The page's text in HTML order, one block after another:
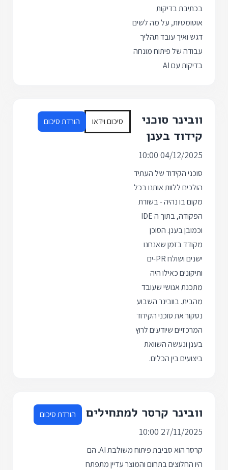
בכתיבת בדיקות
אוטומטיות, על מה לשים
דגש ואיך עובד תהליך
עבודה של פיתוח מונחה
בדיקות עם AI
וובינר סוכני
קידוד בענן
04/12/2025 10:00
סוכני הקידוד של העתיד
הולכים ללוות אותנו בכל
מקום בו נהיה - בשורת
הפקודה, בתוך ה IDE
וכמובן בענן. הסוכן
מקודד בזמן שאנחנו
ישנים ושולח PR-ים
ותיקונים כאילו היה
מתכנת אנושי שעובד
מהבית. בוובינר השבוע
נסקור את סוכני הקידוד
המרכזיים שיודעים לרוץ
בענן ונעשה השוואת
ביצועים בין הכלים.
סיכום וידאו הורדת סיכום
וובינר קרסר למתחילים
27/11/2025 10:00
קרסר הוא סביבת פיתוח משולבת AI. הם
היו החלוצים בתחום והמוצר עדיין מתפתח
הורדת סיכום